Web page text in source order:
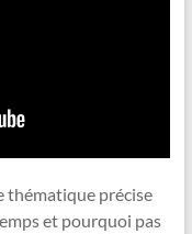
thématique précise
et pourquoi pas